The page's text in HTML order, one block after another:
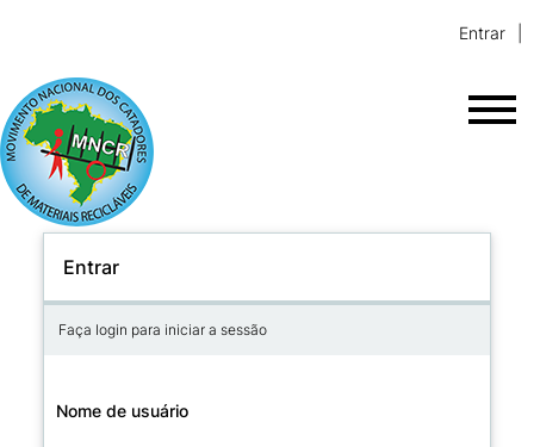
Entrar
Entrar
Faça login para iniciar a sessão
Nome de usuário